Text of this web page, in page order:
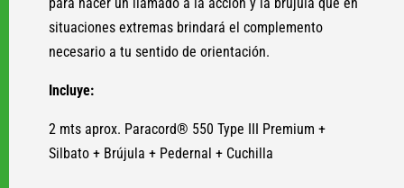
situaciones extremas brindará el complemento
necesario a tu sentido de orientación.
Incluye:
2 mts aprox. Paracord® 550 Type III Premium +
Silbato + Brújula + Pedernal + Cuchilla